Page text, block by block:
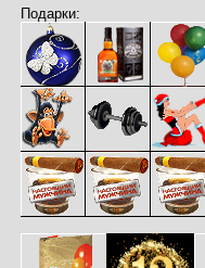
Подарки: